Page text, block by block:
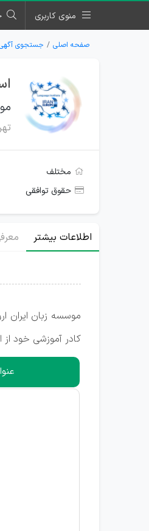
منوی کاربری
صفحه اصلی جستجوی
مختلف
حقوق توافقی
اطلاعات بیشتر
موسسه زبان ایران
کادر آموزشی خود